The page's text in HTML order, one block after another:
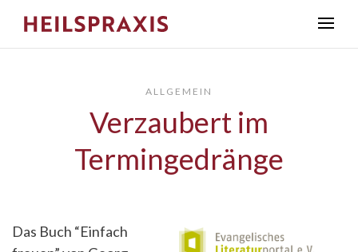
ALLGEMEIN
Verzaubert im
Termingedränge
Das Buch “Einfach